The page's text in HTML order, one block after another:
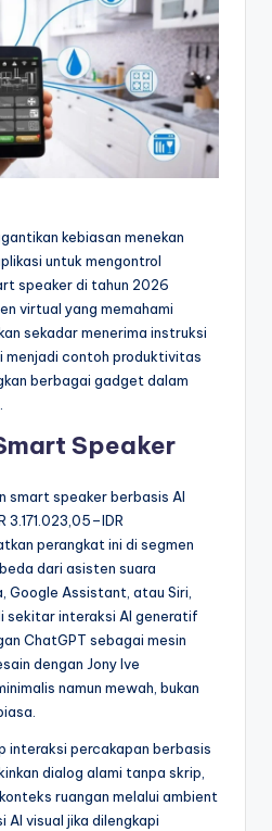
kebiasan menekan
untuk mengontrol
speaker di tahun 2026
virtual yang memahami
sekadar menerima instruksi
menjadi contoh produktivitas
berbagai gadget dalam
Speaker
smart speaker berbasis AI
3.171.023,05–IDR
perangkat ini di segmen
dari asisten suara
Google Assistant, atau Siri,
sekitar interaksi AI generatif
ChatGPT sebagai mesin
dengan Jony Ive
namun mewah, bukan
interaksi percakapan berbasis
dialog alami tanpa skrip,
ruangan melalui ambient
AI visual jika dilengkapi